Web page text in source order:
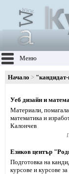
Меню
Начало
Уеб дизайн и
Материали,
математика и
Калончев
Езиков център
Подготовка на
курсове и курсове